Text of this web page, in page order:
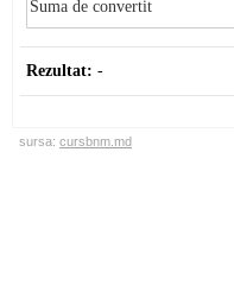
Rezultat: -
sursa: cursbnm.md